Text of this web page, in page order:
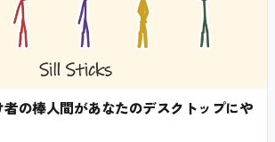
の棒人間があなたのデスクトップにや